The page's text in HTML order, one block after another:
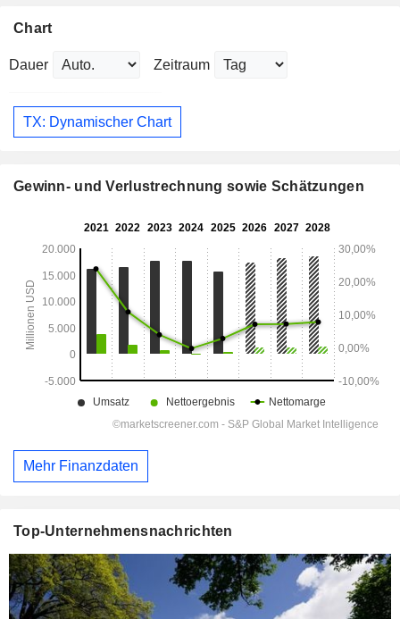
Chart
Dauer Zeitraum
TX: Dynamischer Chart
Gewinn- und Verlustrechnung sowie Schätzungen
Mehr Finanzdaten
Top-Unternehmensnachrichten